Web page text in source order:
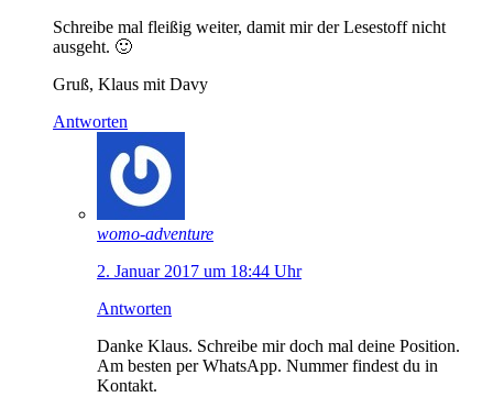
Schreibe mal fleißig weiter, damit mir der Lesestoff nicht
ausgeht. 🙂
Gruß, Klaus mit Davy
Antworten
womo-adventure
2. Januar 2017 um 18:44 Uhr
Antworten
Danke Klaus. Schreibe mir doch mal deine Position.
Am besten per WhatsApp. Nummer findest du in
Kontakt.